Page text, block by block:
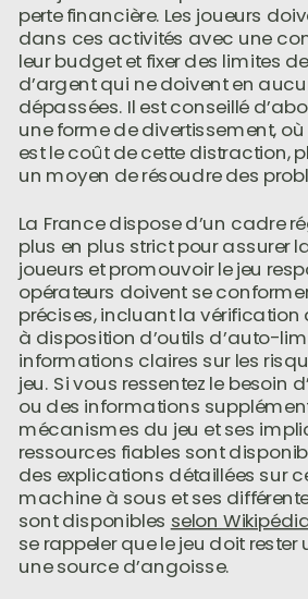
perte financière. Les joueurs
dans ces activités avec une
leur budget et fixer des limites
d’argent qui ne doivent en
dépassées. Il est conseillé
une forme de divertissement,
est le coût de cette distraction,
un moyen de résoudre des
La France dispose d’un cadre
plus en plus strict pour assurer
joueurs et promouvoir le jeu
opérateurs doivent se
précises, incluant la vérification
à disposition d’outils d’auto-
informations claires sur les
jeu. Si vous ressentez le besoin
ou des informations
mécanismes du jeu et ses
ressources fiables sont
des explications détaillées sur
machine à sous et ses
sont disponibles selon
se rappeler que le jeu doit rester
une source d’angoisse.